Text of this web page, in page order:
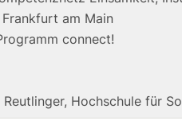
am Main
connect!
Hochschule für